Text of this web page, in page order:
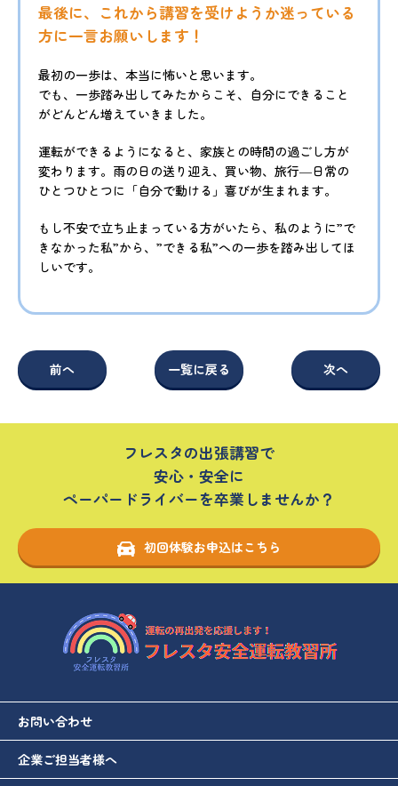
最後に、これから講習を受けようか迷っている
方に一言お願いします！
最初の一歩は、本当に怖いと思います。
でも、一歩踏み出してみたからこそ、自分にできること
がどんどん増えていきました。
運転ができるようになると、家族との時間の過ごし方が
変わります。雨の日の送り迎え、買い物、旅行―日常の
ひとつひとつに「自分で動ける」喜びが生まれます。
もし不安で立ち止まっている方がいたら、私のように”で
きなかった私”から、”できる私”への一歩を踏み出してほ
しいです。
前へ 一覧に戻る 次へ
フレスタの出張講習で
安心・安全に
ペーパードライバーを卒業しませんか？
初回体験お申込はこちら
お問い合わせ
企業ご担当者様へ